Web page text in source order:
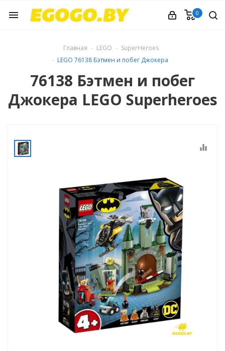
menu 0
Главная LEGO
SuperHeroes
LEGO 76138 Бэтмен и побег Джокера
76138 Бэтмен и побег
Джокера LEGO Superheroes
equalizer